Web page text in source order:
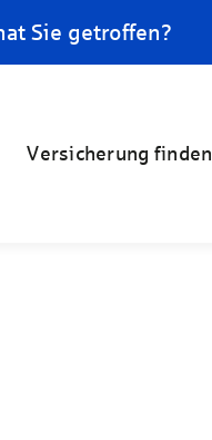
Sie getroffen?
Versicherung finden